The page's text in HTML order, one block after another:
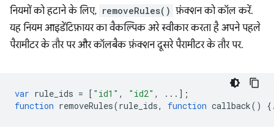
नियमों को हटाने के लिए, removeRules() फ़ंक्शन को कॉल करें.
यह नियम आइडेंटिफ़ायर का वैकल्पिक अरे स्वीकार करता है अपने पहले
पैरामीटर के तौर पर और कॉलबैक फ़ंक्शन दूसरे पैरामीटर के तौर पर.
var rule_ids = [ "id1" , "id2" ,
...];
function removeRules(rule_ids, function callback()